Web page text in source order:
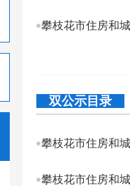
攀枝花市住房和
双公示目录
攀枝花市住房和
攀枝花市住房和